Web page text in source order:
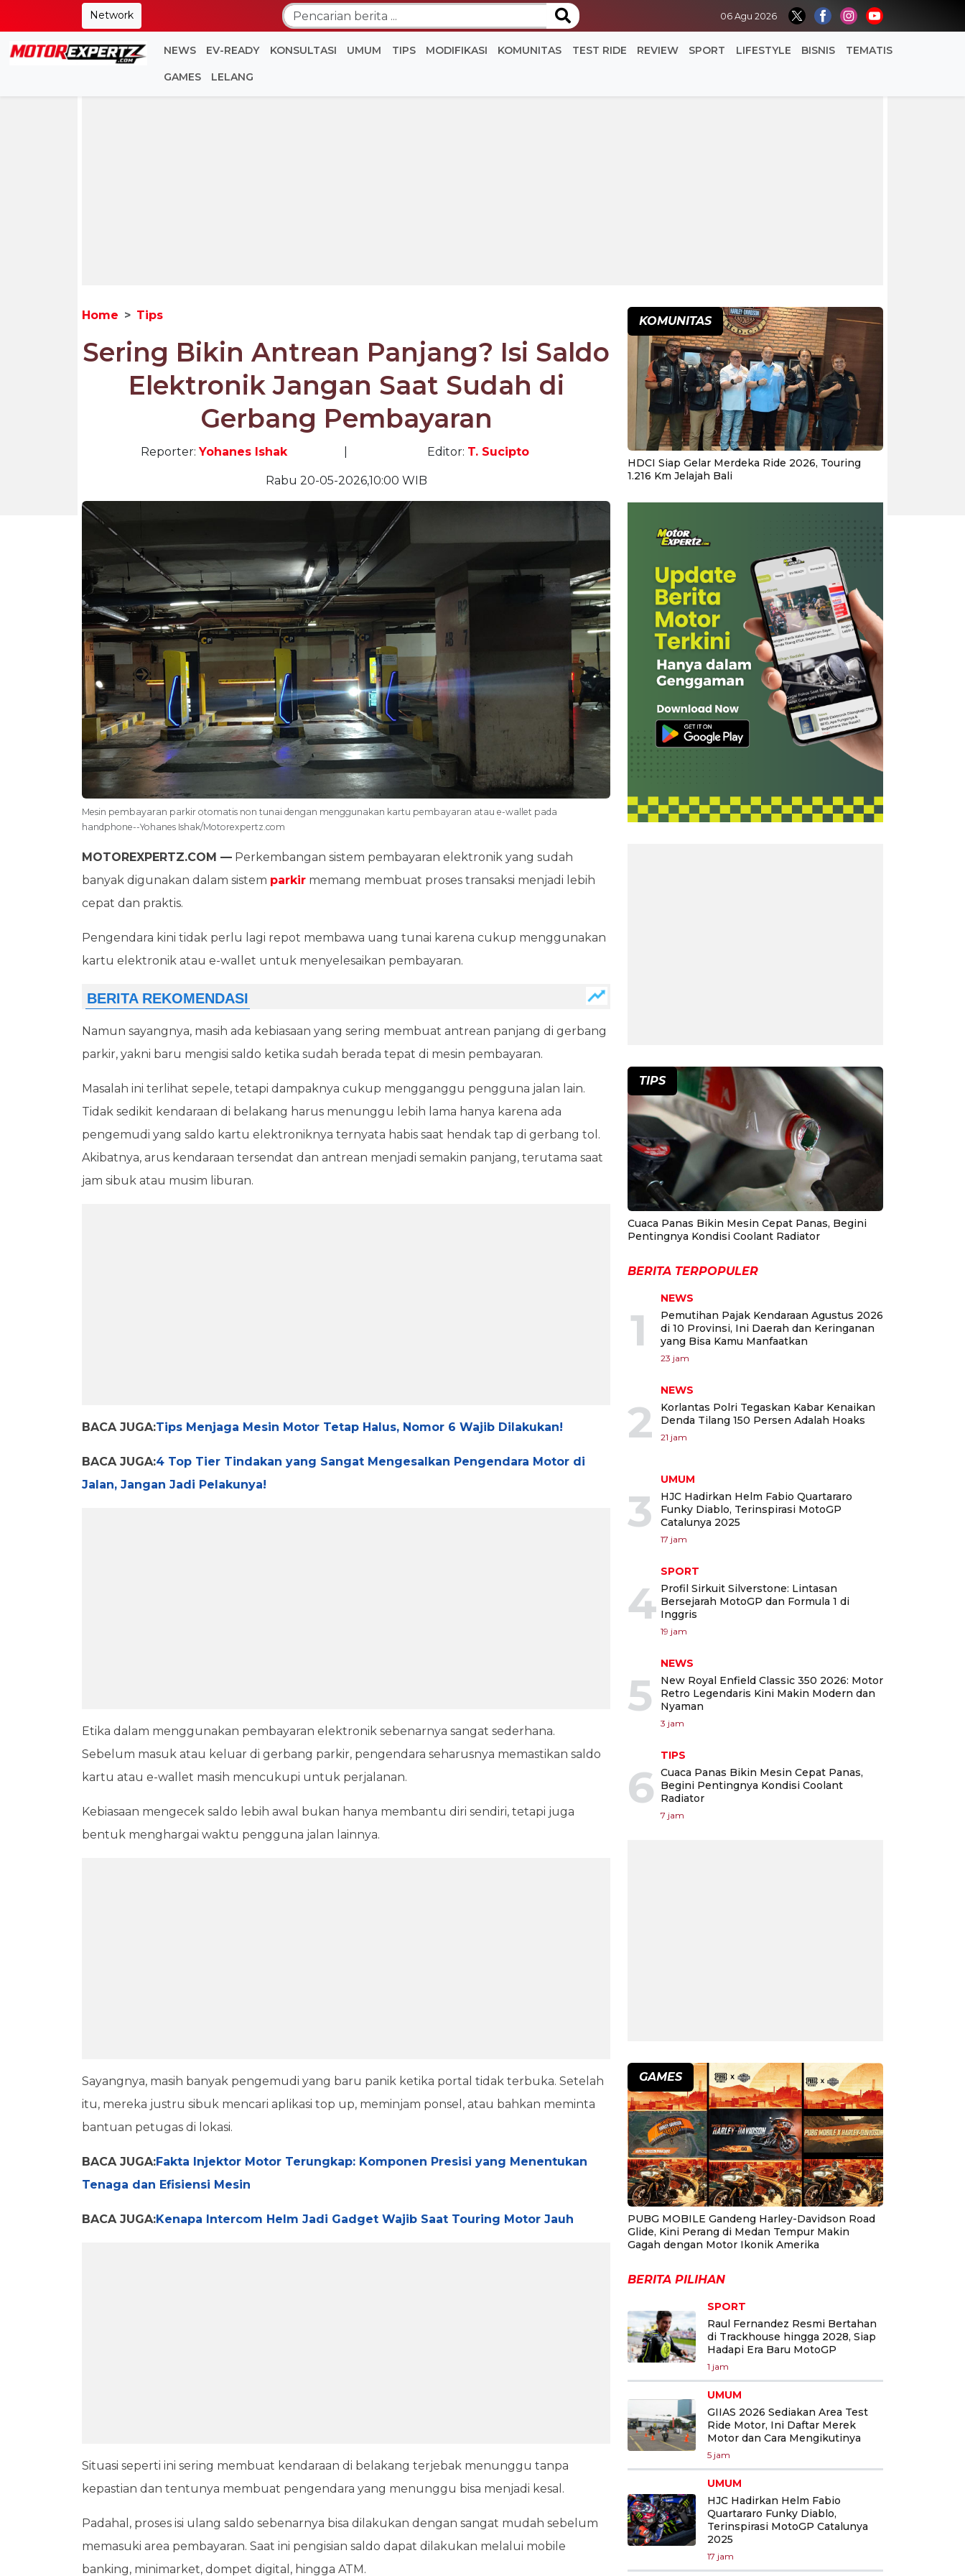
Network 06 Agu 2026
NEWS EV-READY KONSULTASI UMUM TIPS MODIFIKASI KOMUNITAS TEST RIDE REVIEW SPORT LIFESTYLE BISNIS TEMATIS
GAMES LELANG
Home Tips
Sering Bikin Antrean Panjang? Isi Saldo
Elektronik Jangan Saat Sudah di
Gerbang Pembayaran
Reporter:Yohanes Ishak Editor: T. Sucipto
Rabu 20-05-2026,10:00 WIB
Mesin pembayaran parkir otomatis non tunai dengan menggunakan kartu pembayaran atau e-wallet pada
handphone--Yohanes Ishak/Motorexpertz.com
MOTOREXPERTZ.COM — Perkembangan sistem pembayaran elektronik yang sudah
banyak digunakan dalam sistem parkir memang membuat proses transaksi menjadi lebih
cepat dan praktis.
Pengendara kini tidak perlu lagi repot membawa uang tunai karena cukup menggunakan
kartu elektronik atau e-wallet untuk menyelesaikan pembayaran.
Namun sayangnya, masih ada kebiasaan yang sering membuat antrean panjang di gerbang
parkir, yakni baru mengisi saldo ketika sudah berada tepat di mesin pembayaran.
Masalah ini terlihat sepele, tetapi dampaknya cukup mengganggu pengguna jalan lain.
Tidak sedikit kendaraan di belakang harus menunggu lebih lama hanya karena ada
pengemudi yang saldo kartu elektroniknya ternyata habis saat hendak tap di gerbang tol.
Akibatnya, arus kendaraan tersendat dan antrean menjadi semakin panjang, terutama saat
jam sibuk atau musim liburan.
BACA JUGA:Tips Menjaga Mesin Motor Tetap Halus, Nomor 6 Wajib Dilakukan!
BACA JUGA:4 Top Tier Tindakan yang Sangat Mengesalkan Pengendara Motor di
Jalan, Jangan Jadi Pelakunya!
Etika dalam menggunakan pembayaran elektronik sebenarnya sangat sederhana.
Sebelum masuk atau keluar di gerbang parkir, pengendara seharusnya memastikan saldo
kartu atau e-wallet masih mencukupi untuk perjalanan.
Kebiasaan mengecek saldo lebih awal bukan hanya membantu diri sendiri, tetapi juga
bentuk menghargai waktu pengguna jalan lainnya.
Sayangnya, masih banyak pengemudi yang baru panik ketika portal tidak terbuka. Setelah
itu, mereka justru sibuk mencari aplikasi top up, meminjam ponsel, atau bahkan meminta
bantuan petugas di lokasi.
BACA JUGA:Fakta Injektor Motor Terungkap: Komponen Presisi yang Menentukan
Tenaga dan Efisiensi Mesin
BACA JUGA:Kenapa Intercom Helm Jadi Gadget Wajib Saat Touring Motor Jauh
Situasi seperti ini sering membuat kendaraan di belakang terjebak menunggu tanpa
kepastian dan tentunya membuat pengendara yang menunggu bisa menjadi kesal.
Padahal, proses isi ulang saldo sebenarnya bisa dilakukan dengan sangat mudah sebelum
memasuki area pembayaran. Saat ini pengisian saldo dapat dilakukan melalui mobile
banking, minimarket, dompet digital, hingga ATM.
KOMUNITAS
HDCI Siap Gelar Merdeka Ride 2026, Touring
1.216 Km Jelajah Bali
TIPS
Cuaca Panas Bikin Mesin Cepat Panas, Begini
Pentingnya Kondisi Coolant Radiator
BERITA TERPOPULER
1
NEWS
Pemutihan Pajak Kendaraan Agustus 2026
di 10 Provinsi, Ini Daerah dan Keringanan
yang Bisa Kamu Manfaatkan
23 jam
2
NEWS
Korlantas Polri Tegaskan Kabar Kenaikan
Denda Tilang 150 Persen Adalah Hoaks
21 jam
3
UMUM
HJC Hadirkan Helm Fabio Quartararo
Funky Diablo, Terinspirasi MotoGP
Catalunya 2025
17 jam
4
SPORT
Profil Sirkuit Silverstone: Lintasan
Bersejarah MotoGP dan Formula 1 di
Inggris
19 jam
5
NEWS
New Royal Enfield Classic 350 2026: Motor
Retro Legendaris Kini Makin Modern dan
Nyaman
3 jam
6
TIPS
Cuaca Panas Bikin Mesin Cepat Panas,
Begini Pentingnya Kondisi Coolant
Radiator
7 jam
GAMES
PUBG MOBILE Gandeng Harley-Davidson Road
Glide, Kini Perang di Medan Tempur Makin
Gagah dengan Motor Ikonik Amerika
BERITA PILIHAN
SPORT
Raul Fernandez Resmi Bertahan
di Trackhouse hingga 2028, Siap
Hadapi Era Baru MotoGP
1 jam
UMUM
GIIAS 2026 Sediakan Area Test
Ride Motor, Ini Daftar Merek
Motor dan Cara Mengikutinya
5 jam
UMUM
HJC Hadirkan Helm Fabio
Quartararo Funky Diablo,
Terinspirasi MotoGP Catalunya
2025
17 jam